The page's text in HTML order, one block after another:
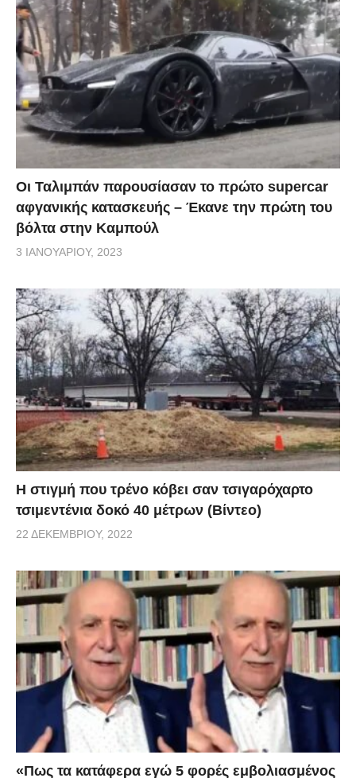
Οι Ταλιμπάν παρουσίασαν το πρώτο supercar
αφγανικής κατασκευής – Έκανε την πρώτη του
βόλτα στην Καμπούλ
3 ΙΑΝΟΥΑΡΊΟΥ, 2023
H στιγμή που τρένο κόβει σαν τσιγαρόχαρτο
τσιμεντένια δοκό 40 μέτρων (Βίντεο)
22 ΔΕΚΕΜΒΡΊΟΥ, 2022
«Πως τα κατάφερα εγώ 5 φορές εμβoλιασμένος